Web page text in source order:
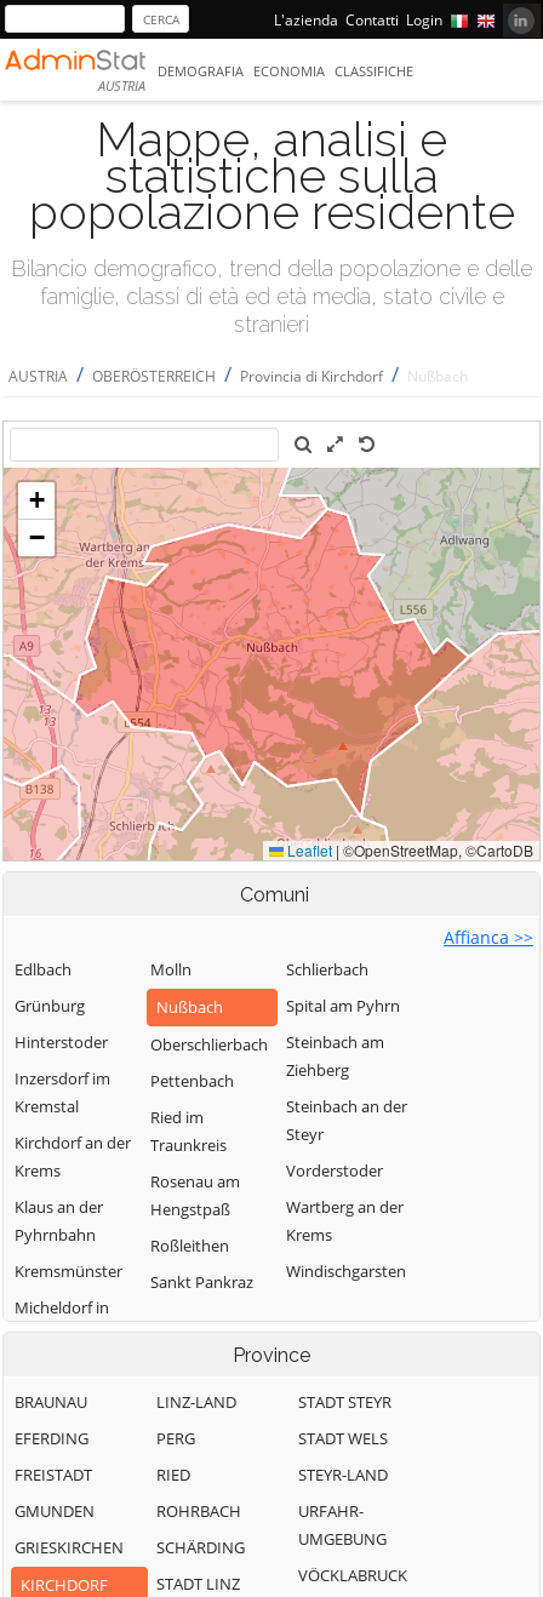
L'azienda Contatti Login
AUSTRIA
DEMOGRAFIA ECONOMIA CLASSIFICHE
Mappe, analisi e
statistiche sulla
popolazione residente
Bilancio demografico, trend della popolazione e delle
famiglie, classi di età ed età media, stato civile e
stranieri
AUSTRIA / OBERÖSTERREICH / Provincia di Kirchdorf / Nußbach
Comuni
Affianca >>
Edlbach
Grünburg
Hinterstoder
Inzersdorf im
Kremstal
Kirchdorf an der
Krems
Klaus an der
Pyhrnbahn
Kremsmünster
Micheldorf in
Oberösterreich
Molln
Nußbach
Oberschlierbach
Pettenbach
Ried im
Traunkreis
Rosenau am
Hengstpaß
Roßleithen
Sankt Pankraz
Schlierbach
Spital am Pyhrn
Steinbach am
Ziehberg
Steinbach an der
Steyr
Vorderstoder
Wartberg an der
Krems
Windischgarsten
Province
BRAUNAU
EFERDING
FREISTADT
GMUNDEN
GRIESKIRCHEN
KIRCHDORF
LINZ-LAND
PERG
RIED
ROHRBACH
SCHÄRDING
STADT LINZ
STADT STEYR
STADT WELS
STEYR-LAND
URFAHR-
UMGEBUNG
VÖCKLABRUCK